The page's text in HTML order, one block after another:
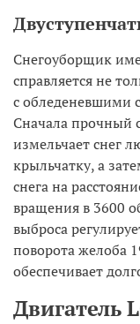
Снегоуборщик
справляется не
с обледеневшими
Сначала прочный
измельчает снег
крыльчатку, а
снега на
вращения в 3600
выброса
поворота желоба
обеспечивает
Двигатель